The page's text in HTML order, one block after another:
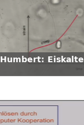
Eiskalte